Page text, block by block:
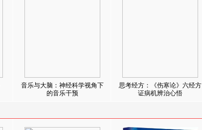
音乐与大脑：神经科学视角下
的音乐干预
思考经方：《伤寒论》六经方
证病机辨治心悟